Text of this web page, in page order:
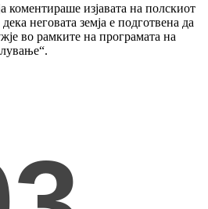
коментираше изјавата на полскиот
неговата земја е подготвена да
во рамките на програмата на